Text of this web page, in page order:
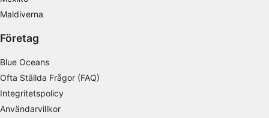
Maldiverna
Företag
Blue Oceans
Ofta Ställda Frågor (FAQ)
Integritetspolicy
Användarvillkor
IAB Special Features:
Använda exakta uppgifter om geografisk
positionering
Identifiera enheter baserat på information
som aktivt begärs
Behandlingsändamål som inte rör IAB: